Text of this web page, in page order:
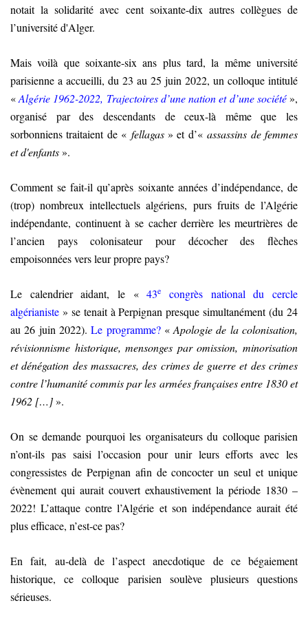
notait la solidarité avec cent soixante-dix autres collègues de
l’université d'Alger.
Mais voilà que soixante-six ans plus tard, la même université
parisienne a accueilli, du 23 au 25 juin 2022, un colloque intitulé
«Algérie 1962-2022, Trajectoires d’une nation et d’une société »,
organisé par des descendants de ceux-là même que les
sorbonniens traitaient de « fellagas» et d’«assassins de femmes
et d'enfants».
Comment se fait-il qu’après soixante années d’indépendance, de
(trop) nombreux intellectuels algériens, purs fruits de l’Algérie
indépendante, continuent à se cacher derrière les meurtrières de
l’ancien pays colonisateur pour décocher des flèches
empoisonnées vers leur propre pays?
Le calendrier aidant, le «43e
congrès national du cercle
algérianiste » se tenait à Perpignan presque simultanément (du 24
au 26 juin 2022).Le programme?«Apologie de la colonisation,
révisionnisme historique, mensonges par omission, minorisation
et dénégation des massacres, des crimes de guerre et des crimes
contre l’humanité commis par les armées françaises entre 1830 et
1962 […]».
On se demande pourquoi les organisateurs du colloque parisien
n’ont-ils pas saisi l’occasion pour unir leurs efforts avec les
congressistes de Perpignan afin de concocter un seul et unique
évènement qui aurait couvert exhaustivement la période 1830 –
2022! L’attaque contre l’Algérie et son indépendance aurait été
plus efficace, n’est-ce pas?
En fait, au-delà de l’aspect anecdotique de ce bégaiement
historique, ce colloque parisien soulève plusieurs questions
sérieuses.